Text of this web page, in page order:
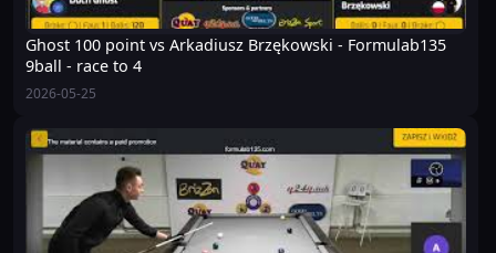
Ghost 100 point vs Arkadiusz Brzękowski - Formulab135
9ball - race to 4
2026-05-25